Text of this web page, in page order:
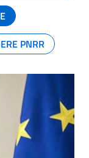
PNRR